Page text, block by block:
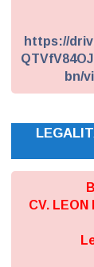
https://
bn/
CV. LEON